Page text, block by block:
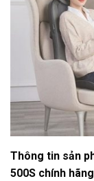
Thông tin sản
500S chính hãng